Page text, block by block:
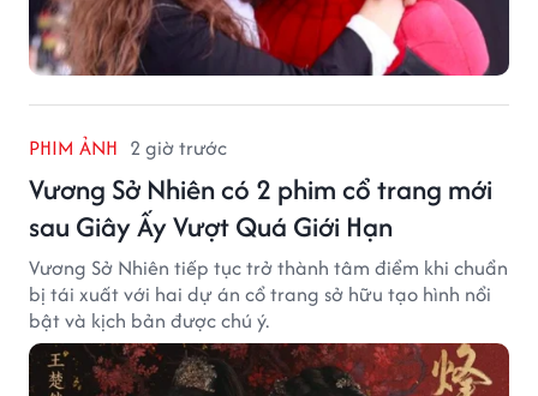
PHIM ẢNH 2 giờ trước
Vương Sở Nhiên có 2 phim cổ trang mới
sau Giây Ấy Vượt Quá Giới Hạn
Vương Sở Nhiên tiếp tục trở thành tâm điểm khi chuẩn
bị tái xuất với hai dự án cổ trang sở hữu tạo hình nổi
bật và kịch bản được chú ý.